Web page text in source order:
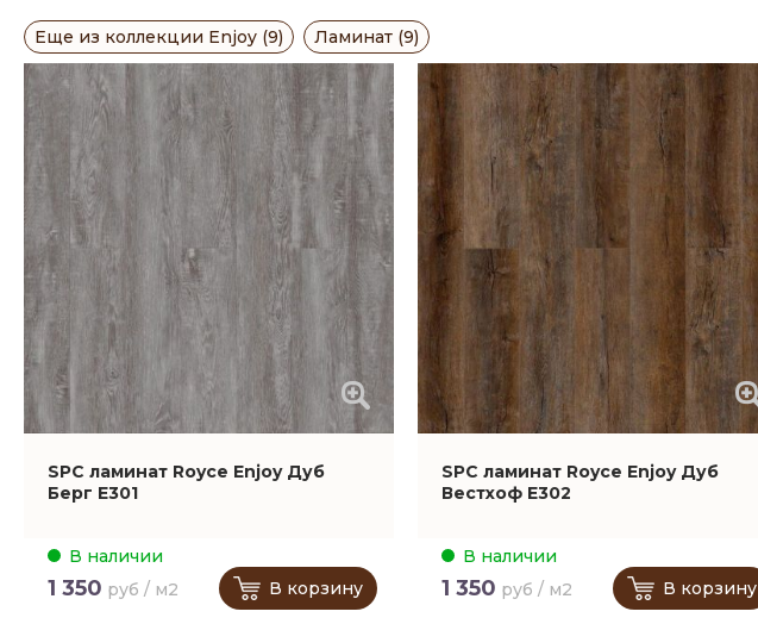
Еще из коллекции Enjoy (9) Ламинат (9)
SPC ламинат Royce Enjoy Дуб
Берг Е301
В наличии
1 350 руб / м2 В корзину
SPC ламинат Royce Enjoy Дуб
Вестхоф Е302
В наличии
1 350 руб / м2 В корзину